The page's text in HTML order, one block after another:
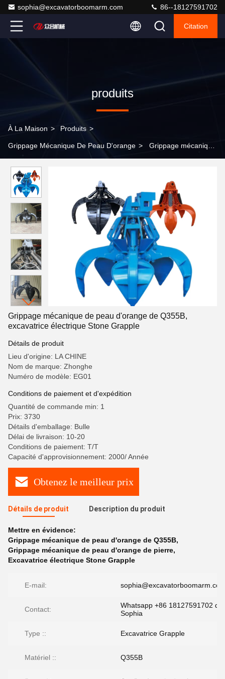
sophia@excavatorboomarm.com 86--18127591702
Citation
produits
À La Maison > Produits >
Grippage Mécanique De Peau D'orange > Grippage mécanique
Grapple
Grippage mécanique de peau d'orange de Q355B,
excavatrice électrique Stone Grapple
Détails de produit
Lieu d'origine: LA CHINE
Nom de marque: Zhonghe
Numéro de modèle: EG01
Conditions de paiement et d'expédition
Quantité de commande min: 1
Prix: 3730
Détails d'emballage: Bulle
Délai de livraison: 10-20
Conditions de paiement: T/T
Capacité d'approvisionnement: 2000/ Année
Obtenez le meilleur prix
Détails de produit Description du produit
Mettre en évidence:
Grippage mécanique de peau d'orange de Q355B,
Grippage mécanique de peau d'orange de pierre,
Excavatrice électrique Stone Grapple
E-mail:
Contact:
Whatsapp +86 18127591702 de
Sophia
Type :: Excavatrice Grapple
Matériel :: Q355B